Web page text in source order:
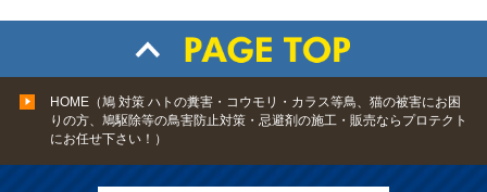
HOME（鳩 対策 ハトの糞害・コウモリ・カラス等鳥、猫の被害にお困
りの方、鳩駆除等の鳥害防止対策・忌避剤の施工・販売ならプロテクト
にお任せ下さい！）